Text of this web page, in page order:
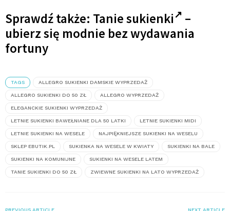
Sprawdź także: Tanie sukienki
–
ubierz się modnie bez wydawania
fortuny
TAGS ALLEGRO SUKIENKI DAMSKIE WYPRZEDAŻ
ALLEGRO SUKIENKI DO 50 ZŁ ALLEGRO WYPRZEDAŻ
ELEGANCKIE SUKIENKI WYPRZEDAŻ
LETNIE SUKIENKI BAWEŁNIANE DLA 50 LATKI LETNIE SUKIENKI MIDI
LETNIE SUKIENKI NA WESELE NAJPIĘKNIEJSZE SUKIENKI NA WESELU
SKLEP EBUTIK.PL SUKIENKA NA WESELE W KWIATY SUKIENKI NA BALE
SUKIENKI NA KOMUNIJNE SUKIENKI NA WESELE LATEM
TANIE SUKIENKI DO 50 ZŁ ZWIEWNE SUKIENKI NA LATO WYPRZEDAŻ
PREVIOUS ARTICLE NEXT ARTICLE